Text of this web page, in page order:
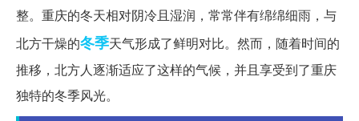
整。重庆的冬天相对阴冷且湿润，常常伴有绵绵细雨，与
北方干燥的冬季天气形成了鲜明对比。然而，随着时间的
推移，北方人逐渐适应了这样的气候，并且享受到了重庆
独特的冬季风光。